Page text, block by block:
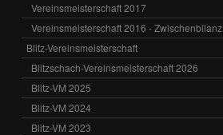
Vereinsmeisterschaft 2017
Vereinsmeisterschaft 2016 - Zwischenbilanz
Blitz-Vereinsmeisterschaft
Blitzschach-Vereinsmeisterschaft 2026
Blitz-VM 2025
Blitz-VM 2024
Blitz-VM 2023